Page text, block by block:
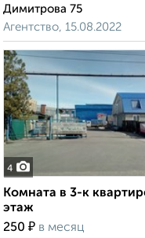
Димитрова 75
Агентство, 15.08.2022
4
Комната в 3-к
этаж
250 ₽ в месяц